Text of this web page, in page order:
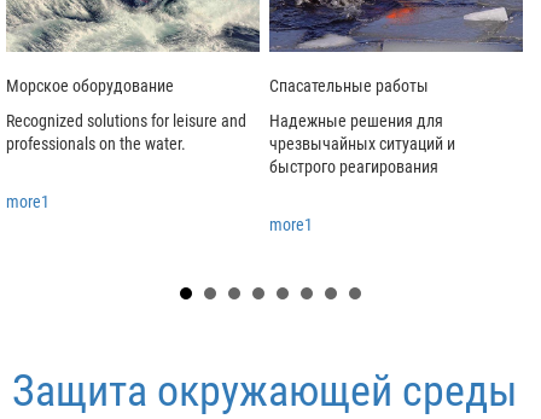
Морское оборудование
Recognized solutions for leisure and
professionals on the water.
more1
Спасательные работы
Надежные решения для
чрезвычайных ситуаций и
быстрого реагирования
more1
Защита окружающей среды